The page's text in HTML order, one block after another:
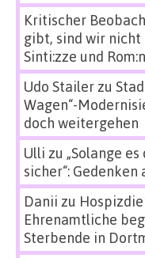
Kritischer
gibt, sind wir nicht
Sinti:zze und
Udo Stailerzu
Wagen“-
doch weitergehen
Ulli zu „Solange
sicher“: Gedenken
Danii zu
Ehrenamtliche
Sterbende in